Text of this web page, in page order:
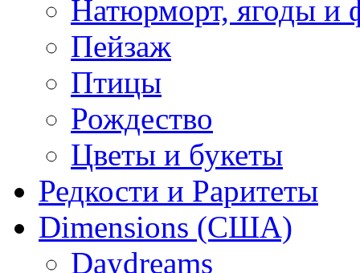
Натюрморт, ягоды и
Пейзаж
Птицы
Рождество
Цветы и букеты
Редкости и Раритеты
Dimensions (США)
Daydreams